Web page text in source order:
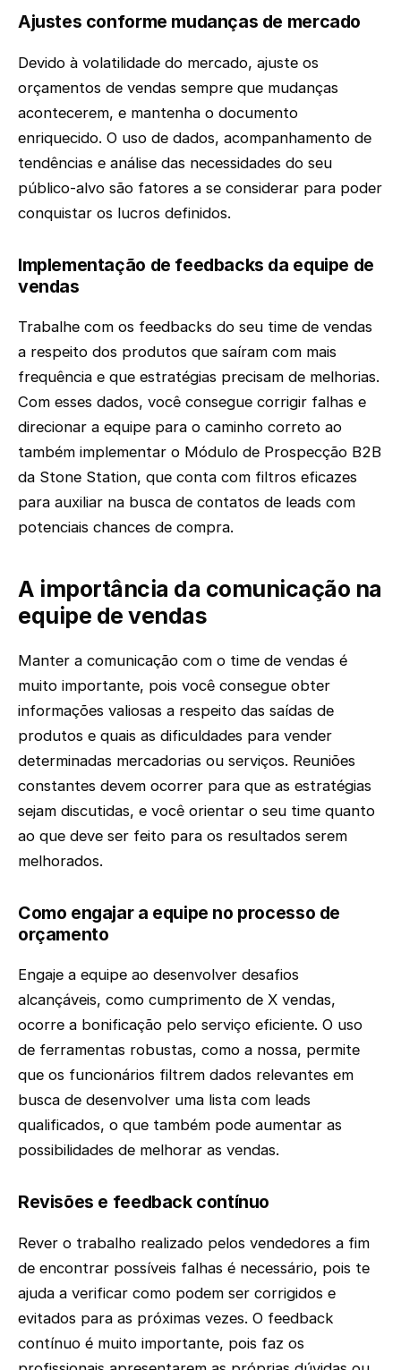
Ajustes conforme mudanças de mercado
Devido à volatilidade do mercado, ajuste os
orçamentos de vendas sempre que mudanças
acontecerem, e mantenha o documento
enriquecido. O uso de dados, acompanhamento de
tendências e análise das necessidades do seu
público-alvo são fatores a se considerar para poder
conquistar os lucros definidos.
Implementação de feedbacks da equipe de
vendas
Trabalhe com os feedbacks do seu time de vendas
a respeito dos produtos que saíram com mais
frequência e que estratégias precisam de melhorias.
Com esses dados, você consegue corrigir falhas e
direcionar a equipe para o caminho correto ao
também implementar o Módulo de Prospecção B2B
da Stone Station, que conta com filtros eficazes
para auxiliar na busca de contatos de leads com
potenciais chances de compra.
A importância da comunicação na
equipe de vendas
Manter a comunicação com o time de vendas é
muito importante, pois você consegue obter
informações valiosas a respeito das saídas de
produtos e quais as dificuldades para vender
determinadas mercadorias ou serviços. Reuniões
constantes devem ocorrer para que as estratégias
sejam discutidas, e você orientar o seu time quanto
ao que deve ser feito para os resultados serem
melhorados.
Como engajar a equipe no processo de
orçamento
Engaje a equipe ao desenvolver desafios
alcançáveis, como cumprimento de X vendas,
ocorre a bonificação pelo serviço eficiente. O uso
de ferramentas robustas, como a nossa, permite
que os funcionários filtrem dados relevantes em
busca de desenvolver uma lista com leads
qualificados, o que também pode aumentar as
possibilidades de melhorar as vendas.
Revisões e feedback contínuo
Rever o trabalho realizado pelos vendedores a fim
de encontrar possíveis falhas é necessário, pois te
ajuda a verificar como podem ser corrigidos e
evitados para as próximas vezes. O feedback
contínuo é muito importante, pois faz os